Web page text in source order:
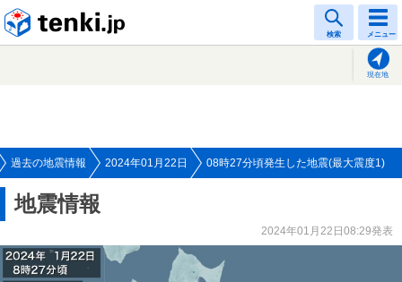
検索 メニュー
現在地
過去の地震情報 2024年01月22日 08時27分頃発生した地震(最大震度1)
地震情報
2024年01月22日08:29発表